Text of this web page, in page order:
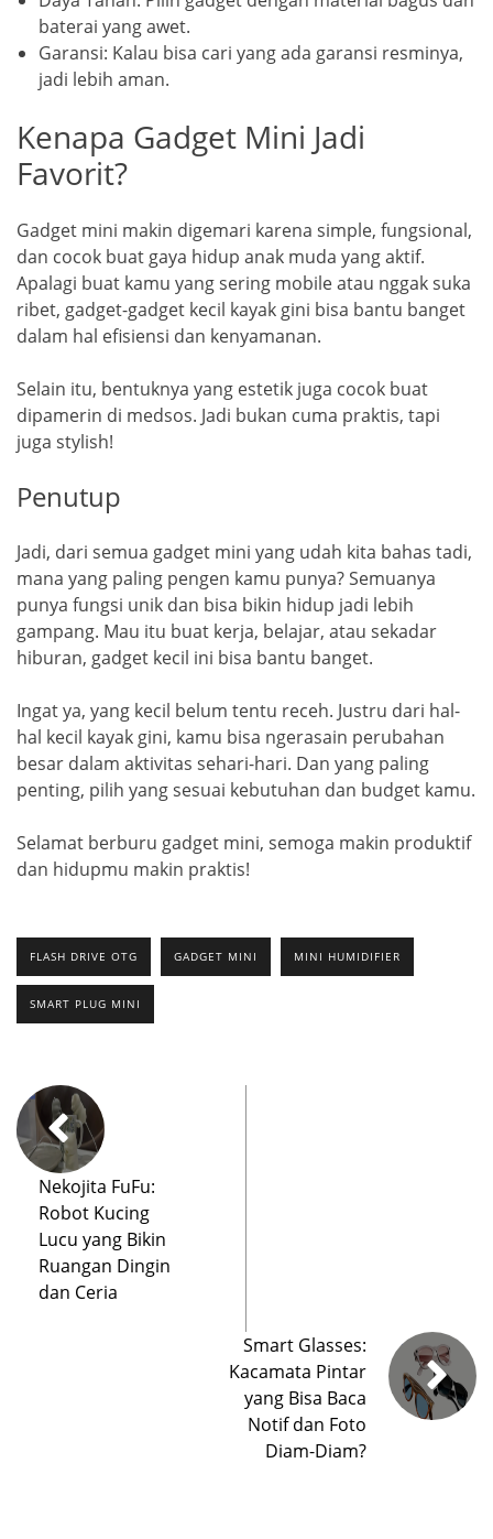
baterai yang awet.
Garansi: Kalau bisa cari yang ada garansi resminya,
jadi lebih aman.
Kenapa Gadget Mini Jadi
Favorit?
Gadget mini makin digemari karena simple, fungsional,
dan cocok buat gaya hidup anak muda yang aktif.
Apalagi buat kamu yang sering mobile atau nggak suka
ribet, gadget-gadget kecil kayak gini bisa bantu banget
dalam hal efisiensi dan kenyamanan.
Selain itu, bentuknya yang estetik juga cocok buat
dipamerin di medsos. Jadi bukan cuma praktis, tapi
juga stylish!
Penutup
Jadi, dari semua gadget mini yang udah kita bahas tadi,
mana yang paling pengen kamu punya? Semuanya
punya fungsi unik dan bisa bikin hidup jadi lebih
gampang. Mau itu buat kerja, belajar, atau sekadar
hiburan, gadget kecil ini bisa bantu banget.
Ingat ya, yang kecil belum tentu receh. Justru dari hal-
hal kecil kayak gini, kamu bisa ngerasain perubahan
besar dalam aktivitas sehari-hari. Dan yang paling
penting, pilih yang sesuai kebutuhan dan budget kamu.
Selamat berburu gadget mini, semoga makin produktif
dan hidupmu makin praktis!
FLASH DRIVE OTG GADGET MINI MINI HUMIDIFIER
SMART PLUG MINI
Nekojita FuFu:
Robot Kucing
Lucu yang Bikin
Ruangan Dingin
dan Ceria
Smart Glasses:
Kacamata Pintar
yang Bisa Baca
Notif dan Foto
Diam-Diam?